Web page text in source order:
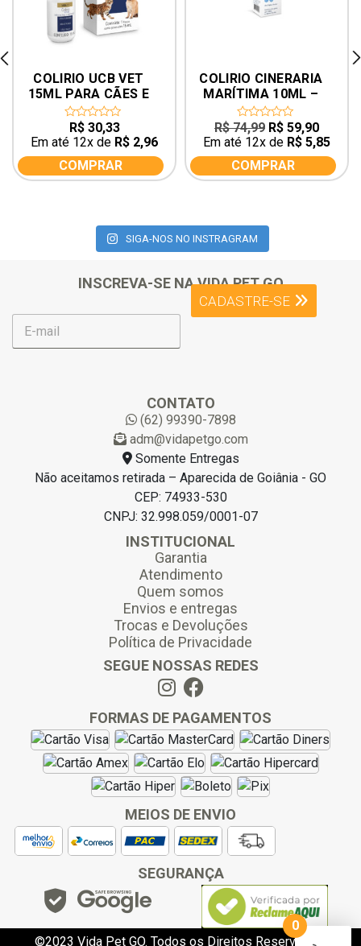
COLIRIO UCB VET
15ML PARA CÃES E
GATOS
out
of
5
R$30,33
Em até 12x de R$ 2,96
COMPRAR
COLIRIO CINERARIA
MARÍTIMA 10ML –
ORIGINAL
0
out
of
5
R$74,99 O
preço
original
era:
R$ 74,99.
R$ 59,90O
preço
atual
R$
Em até 12x de R$ 5,85
COMPRAR
SIGA-NOS NO INSTRAGRAM
INSCREVA-SE NA VIDA PET GO
E
m
CADASTRE-SE
CONTATO
(62) 99390-7898
adm@vidapetgo.com
Somente Entregas
Não aceitamos retirada – Aparecida de Goiânia - GO
CEP: 74933-530
CNPJ: 32.998.059/0001-07
INSTITUCIONAL
Garantia
Atendimento
Quem somos
Envios e entregas
Trocas e Devoluções
Política de Privacidade
SEGUE NOSSAS REDES
FORMAS DE PAGAMENTOS
MEIOS DE ENVIO
SEGURANÇA
©2023 Vida Pet GO. Todos os Direitos Reservados.
0